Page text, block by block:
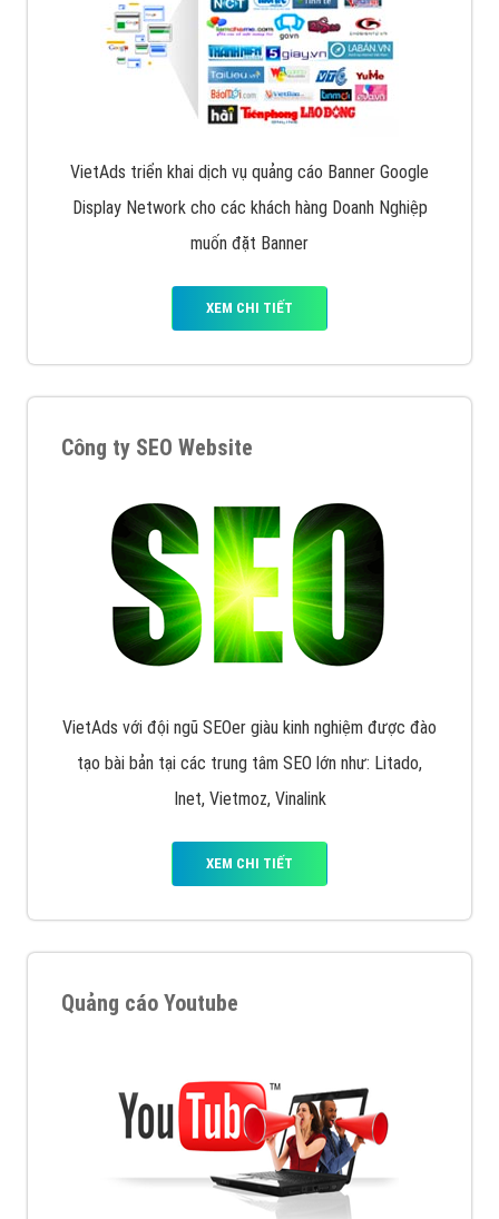
VietAds triển khai dịch vụ quảng cáo Banner Google
Display Network cho các khách hàng Doanh Nghiệp
muốn đặt Banner
XEM CHI TIẾT
Công ty SEO Website
VietAds với đội ngũ SEOer giàu kinh nghiệm được đào
tạo bài bản tại các trung tâm SEO lớn như: Litado,
Inet, Vietmoz, Vinalink
XEM CHI TIẾT
Quảng cáo Youtube